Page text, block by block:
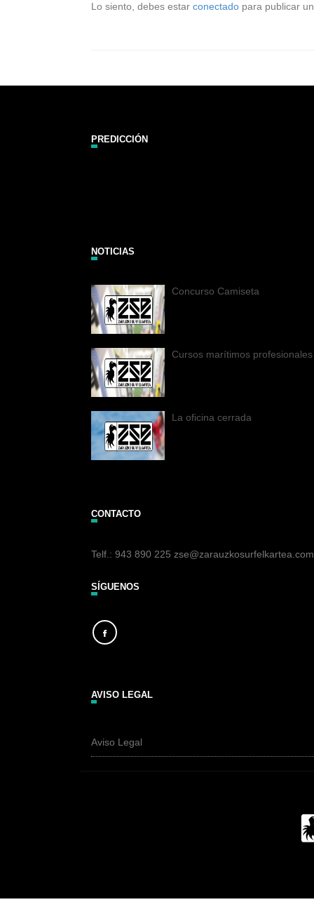
Lo siento, debes estar conectado para publicar
PREDICCIÓN
NOTICIAS
Concurso Camiseta
Cursos marítimos profesionales
La oficina cerrada
CONTACTO
Telf.: 943 890 225 zse@zarauzkosurfelkartea.com
SÍGUENOS
AVISO LEGAL
Aviso Legal